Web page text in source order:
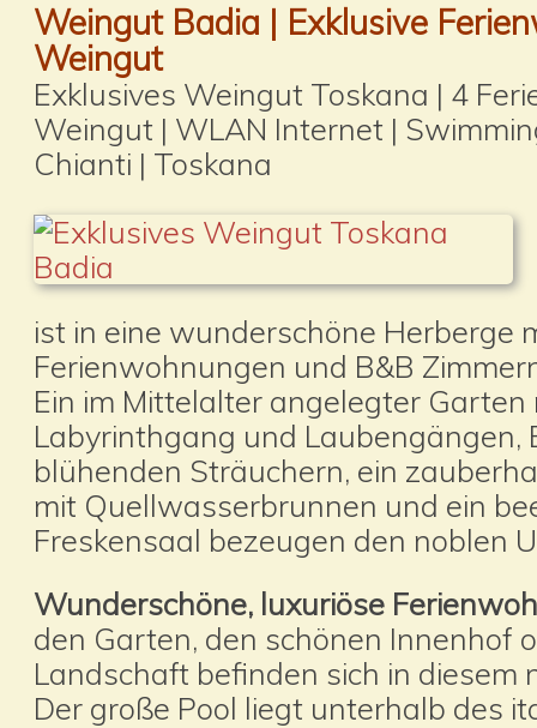
Weingut Badia | Exklusive
Weingut
Exklusives Weingut Toskana | 4
Weingut | WLAN Internet |
Chianti | Toskana
ist in eine wunderschöne Herberge
Ferienwohnungen und B&B
Ein im Mittelalter angelegter
Labyrinthgang und Laubengängen,
blühenden Sträuchern, ein
mit Quellwasserbrunnen und ein
Freskensaal bezeugen den noblen
Wunderschöne, luxuriöse
den Garten, den schönen Innenhof
Landschaft befinden sich in
Der große Pool liegt unterhalb des